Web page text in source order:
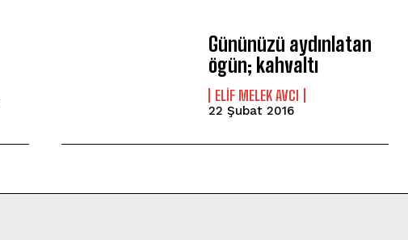
Gününüzü aydınlatan
ögün; kahvaltı
ELIF MELEK AVCI
22 Şubat 2016